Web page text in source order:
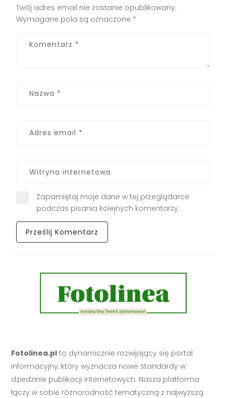
Twój adres email nie zostanie opublikowany.
Wymagane pola są oznaczone *
Zapamiętaj moje dane w tej przeglądarce
podczas pisania kolejnych komentarzy.
Fotolinea.pl to dynamicznie rozwijający się portal
informacyjny, który wyznacza nowe standardy w
dziedzinie publikacji internetowych. Nasza platforma
łączy w sobie różnorodność tematyczną z najwyższą